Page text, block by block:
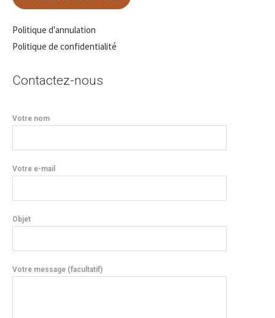
Politique d'annulation
Politique de confidentialité
Contactez-nous
Votre nom
Votre e-mail
Objet
Votre message (facultatif)